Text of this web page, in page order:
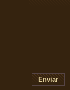
Enviar